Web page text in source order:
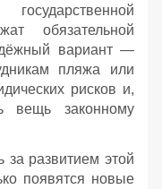
обязательной
вариант —
пляжа или
рисков и,
вещь законному
за развитием этой
появятся новые